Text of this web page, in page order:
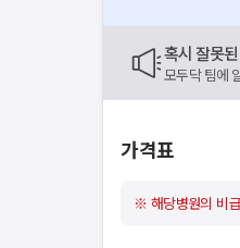
혹시 잘못
모두닥 팀에
가격표
※ 해당병원의 비